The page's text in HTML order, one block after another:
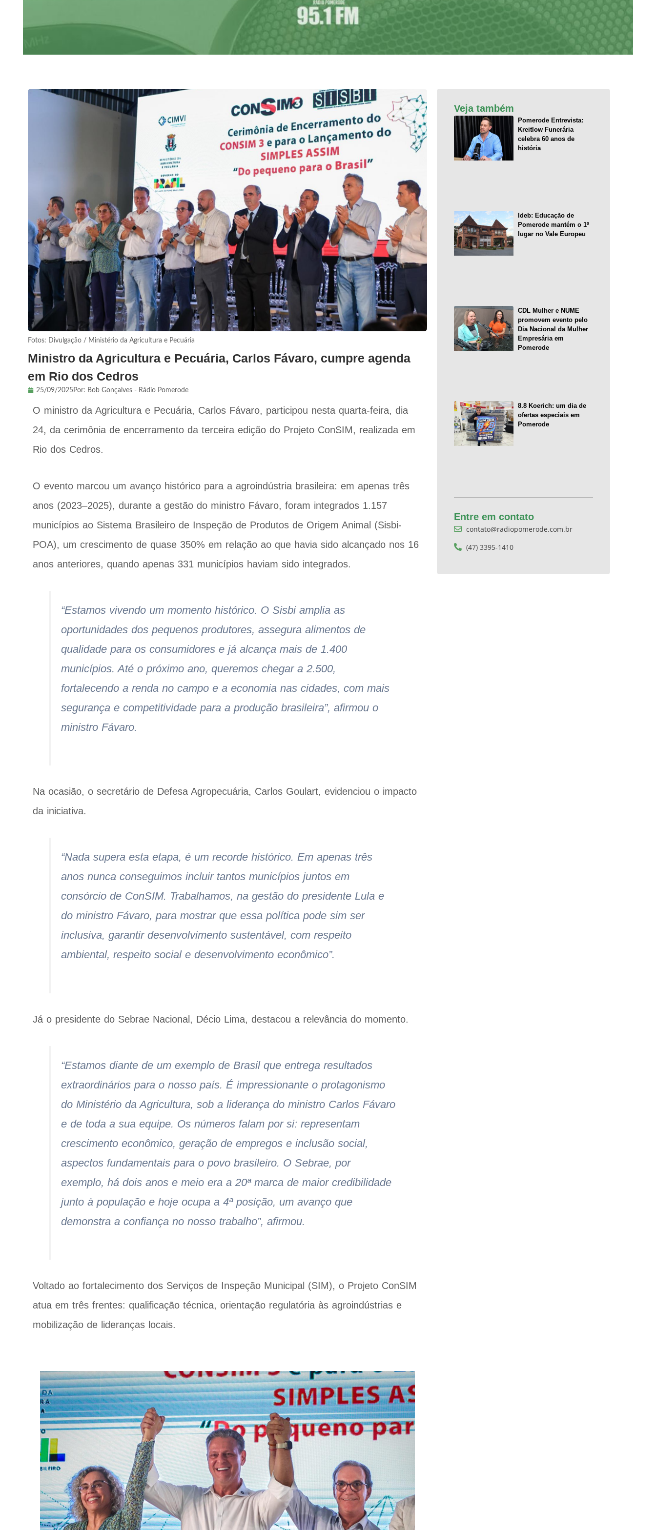
Fotos: Divulgação / Ministério da Agricultura e Pecuária
Ministro da Agricultura e Pecuária, Carlos Fávaro, cumpre agenda
em Rio dos Cedros
25/09/2025Por: Bob Gonçalves - Rádio Pomerode
O ministro da Agricultura e Pecuária, Carlos Fávaro, participou nesta quarta-feira, dia
24, da cerimônia de encerramento da terceira edição do Projeto ConSIM, realizada em
Rio dos Cedros.
O evento marcou um avanço histórico para a agroindústria brasileira: em apenas três
anos (2023–2025), durante a gestão do ministro Fávaro, foram integrados 1.157
municípios ao Sistema Brasileiro de Inspeção de Produtos de Origem Animal (Sisbi-
POA), um crescimento de quase 350% em relação ao que havia sido alcançado nos 16
anos anteriores, quando apenas 331 municípios haviam sido integrados.
“Estamos vivendo um momento histórico. O Sisbi amplia as
oportunidades dos pequenos produtores, assegura alimentos de
qualidade para os consumidores e já alcança mais de 1.400
municípios. Até o próximo ano, queremos chegar a 2.500,
fortalecendo a renda no campo e a economia nas cidades, com mais
segurança e competitividade para a produção brasileira”, afirmou o
ministro Fávaro.
Na ocasião, o secretário de Defesa Agropecuária, Carlos Goulart, evidenciou o impacto
da iniciativa.
“Nada supera esta etapa, é um recorde histórico. Em apenas três
anos nunca conseguimos incluir tantos municípios juntos em
consórcio de ConSIM. Trabalhamos, na gestão do presidente Lula e
do ministro Fávaro, para mostrar que essa política pode sim ser
inclusiva, garantir desenvolvimento sustentável, com respeito
ambiental, respeito social e desenvolvimento econômico”.
Já o presidente do Sebrae Nacional, Décio Lima, destacou a relevância do momento.
“Estamos diante de um exemplo de Brasil que entrega resultados
extraordinários para o nosso país. É impressionante o protagonismo
do Ministério da Agricultura, sob a liderança do ministro Carlos Fávaro
e de toda a sua equipe. Os números falam por si: representam
crescimento econômico, geração de empregos e inclusão social,
aspectos fundamentais para o povo brasileiro. O Sebrae, por
exemplo, há dois anos e meio era a 20ª marca de maior credibilidade
junto à população e hoje ocupa a 4ª posição, um avanço que
demonstra a confiança no nosso trabalho”, afirmou.
Voltado ao fortalecimento dos Serviços de Inspeção Municipal (SIM), o Projeto ConSIM
atua em três frentes: qualificação técnica, orientação regulatória às agroindústrias e
mobilização de lideranças locais.
Veja também
Pomerode Entrevista:
Kreitlow Funerária
celebra 60 anos de
história
Ideb: Educação de
Pomerode mantém o 1º
lugar no Vale Europeu
CDL Mulher e NUME
promovem evento pelo
Dia Nacional da Mulher
Empresária em
Pomerode
8.8 Koerich: um dia de
ofertas especiais em
Pomerode
Entre em contato
contato@radiopomerode.com.br
(47) 3395-1410